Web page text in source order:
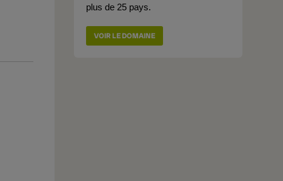
plus de 25 pays.
VOIR LE DOMAINE